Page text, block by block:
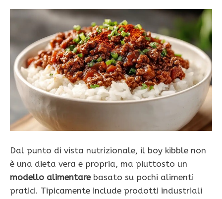
Dal punto di vista nutrizionale, il boy kibble non
è una dieta vera e propria, ma piuttosto un
modello alimentarebasato su pochi alimenti
pratici. Tipicamente include prodotti industriali